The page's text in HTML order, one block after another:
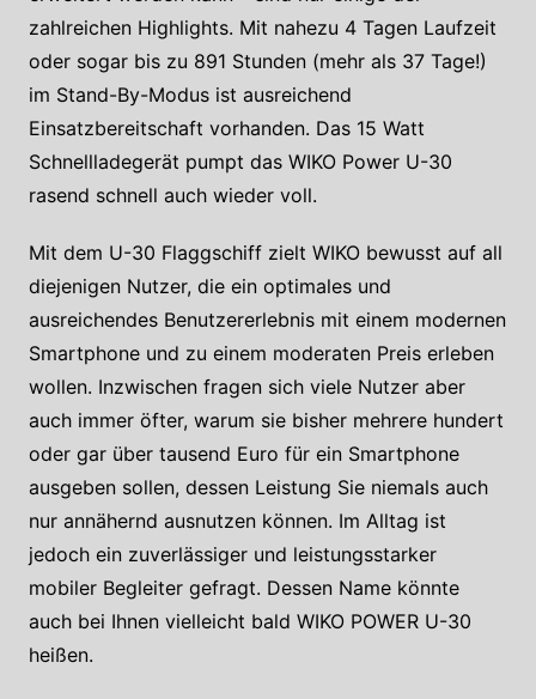
zahlreichen Highlights. Mit nahezu 4 Tagen Laufzeit
oder sogar bis zu 891 Stunden (mehr als 37 Tage!)
im Stand-By-Modus ist ausreichend
Einsatzbereitschaft vorhanden. Das 15 Watt
Schnellladegerät pumpt das WIKO Power U-30
rasend schnell auch wieder voll.
Mit dem U-30 Flaggschiff zielt WIKO bewusst auf all
diejenigen Nutzer, die ein optimales und
ausreichendes Benutzererlebnis mit einem modernen
Smartphone und zu einem moderaten Preis erleben
wollen. Inzwischen fragen sich viele Nutzer aber
auch immer öfter, warum sie bisher mehrere hundert
oder gar über tausend Euro für ein Smartphone
ausgeben sollen, dessen Leistung Sie niemals auch
nur annähernd ausnutzen können. Im Alltag ist
jedoch ein zuverlässiger und leistungsstarker
mobiler Begleiter gefragt. Dessen Name könnte
auch bei Ihnen vielleicht bald WIKO POWER U-30
heißen.